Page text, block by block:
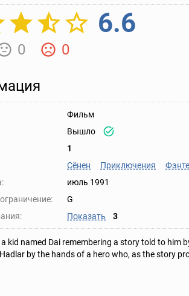
6.6
0 0
Фильм
Вышло
1
Сёнен Приключения
июль 1991
G
Показать 3
kid named Dai remembering a story told to him
by the hands of a hero who, as the story